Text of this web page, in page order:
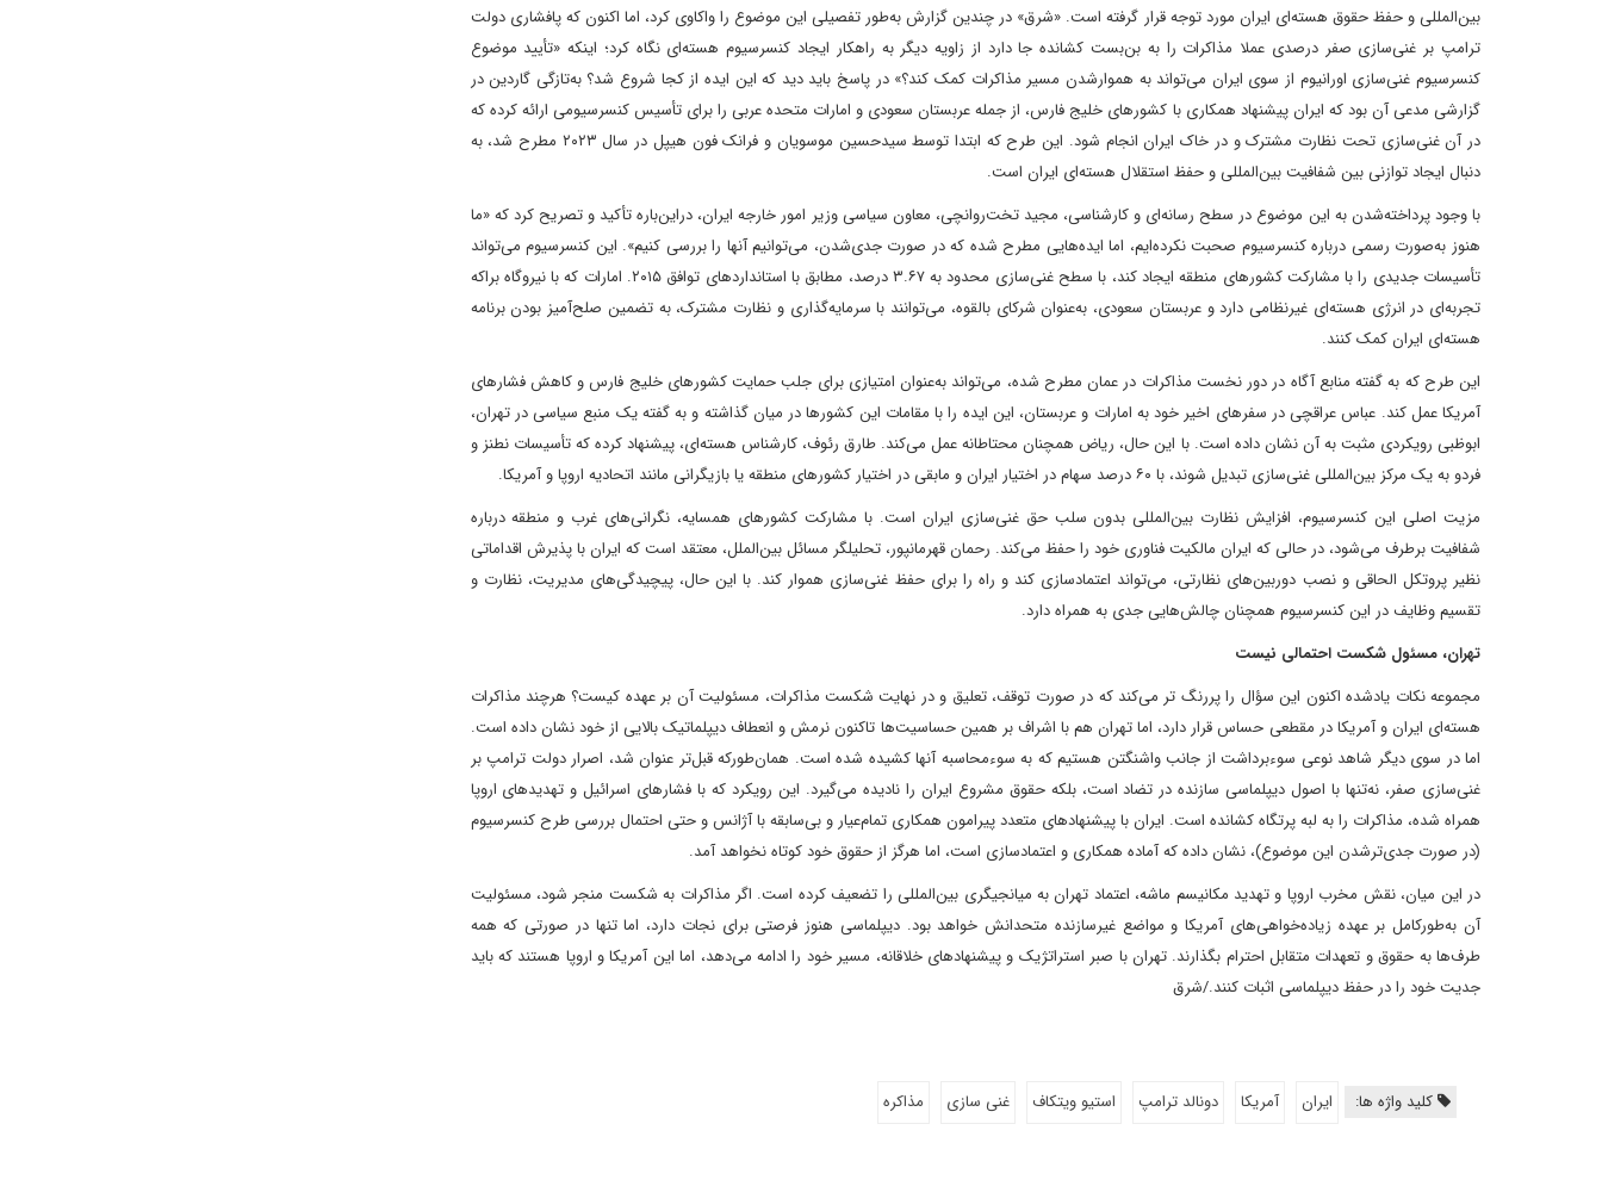
بین‌المللی و حفظ حقوق هسته‌ای ایران مورد توجه قرار گرفته است. «شرق» در چندین گزارش به‌طور تفصیلی این موضوع را واکاوی کرد، اما اکنون که پافشاری دولت
ترامپ بر غنی‌سازی صفر درصدی عملا مذاکرات را به بن‌بست کشانده جا دارد از زاویه دیگر به راهکار ایجاد کنسرسیوم هسته‌ای نگاه کرد؛ اینکه «تأیید موضوع
کنسرسیوم غنی‌سازی اورانیوم از سوی ایران می‌تواند به هموارشدن مسیر مذاکرات کمک کند؟» در پاسخ باید دید که این ایده از کجا شروع شد؟ به‌تازگی گاردین در
گزارشی مدعی آن بود که ایران پیشنهاد همکاری با کشورهای خلیج فارس، از جمله عربستان سعودی و امارات متحده عربی را برای تأسیس کنسرسیومی ارائه کرده که
در آن غنی‌سازی تحت نظارت مشترک و در خاک ایران انجام شود. این طرح که ابتدا توسط سیدحسین موسویان و فرانک فون هیپل در سال ۲۰۲۳ مطرح شد، به
دنبال ایجاد توازنی بین شفافیت بین‌المللی و حفظ استقلال هسته‌ای ایران است.
با وجود پرداخته‌شدن به این موضوع در سطح رسانه‌ای و کارشناسی، مجید تخت‌روانچی، معاون سیاسی وزیر امور خارجه ایران، دراین‌باره تأکید و تصریح کرد که «ما
هنوز به‌صورت رسمی درباره کنسرسیوم صحبت نکرده‌ایم، اما ایده‌هایی مطرح شده که در صورت جدی‌شدن، می‌توانیم آنها را بررسی کنیم». این کنسرسیوم می‌تواند
تأسیسات جدیدی را با مشارکت کشورهای منطقه ایجاد کند، با سطح غنی‌سازی محدود به ۳.۶۷ درصد، مطابق با استانداردهای توافق ۲۰۱۵. امارات که با نیروگاه براکه
تجربه‌ای در انرژی هسته‌ای غیرنظامی دارد و عربستان سعودی، به‌عنوان شرکای بالقوه، می‌توانند با سرمایه‌گذاری و نظارت مشترک، به تضمین صلح‌آمیز بودن برنامه
هسته‌ای ایران کمک کنند.
این طرح که به گفته منابع آگاه در دور نخست مذاکرات در عمان مطرح شده، می‌تواند به‌عنوان امتیازی برای جلب حمایت کشورهای خلیج فارس و کاهش فشارهای
آمریکا عمل کند. عباس عراقچی در سفرهای اخیر خود به امارات و عربستان، این ایده را با مقامات این کشورها در میان گذاشته و به گفته یک منبع سیاسی در تهران،
ابوظبی رویکردی مثبت به آن نشان داده است. با این حال، ریاض همچنان محتاطانه عمل می‌کند. طارق رئوف، کارشناس هسته‌ای، پیشنهاد کرده که تأسیسات نطنز و
فردو به یک مرکز بین‌المللی غنی‌سازی تبدیل شوند، با ۶۰ درصد سهام در اختیار ایران و مابقی در اختیار کشورهای منطقه یا بازیگرانی مانند اتحادیه اروپا و آمریکا.
مزیت اصلی این کنسرسیوم، افزایش نظارت بین‌المللی بدون سلب حق غنی‌سازی ایران است. با مشارکت کشورهای همسایه، نگرانی‌های غرب و منطقه درباره
شفافیت برطرف می‌شود، در حالی که ایران مالکیت فناوری خود را حفظ می‌کند. رحمان قهرمانپور، تحلیلگر مسائل بین‌الملل، معتقد است که ایران با پذیرش اقداماتی
نظیر پروتکل الحاقی و نصب دوربین‌های نظارتی، می‌تواند اعتمادسازی کند و راه را برای حفظ غنی‌سازی هموار کند. با این حال، پیچیدگی‌های مدیریت، نظارت و
تقسیم وظایف در این کنسرسیوم همچنان چالش‌هایی جدی به همراه دارد.
تهران، مسئول شکست احتمالی نیست
مجموعه نکات یادشده اکنون این سؤال را پررنگ تر می‌کند که در صورت توقف، تعلیق و در نهایت شکست مذاکرات، مسئولیت آن بر عهده کیست؟ هرچند مذاکرات
هسته‌ای ایران و آمریکا در مقطعی حساس قرار دارد، اما تهران هم با اشراف بر همین حساسیت‌ها تاکنون نرمش و انعطاف دیپلماتیک بالایی از خود نشان داده است.
اما در سوی دیگر شاهد نوعی سوء‌برداشت از جانب واشنگتن هستیم که به سوء‌محاسبه آنها کشیده شده است. همان‌طورکه قبل‌تر عنوان شد، اصرار دولت ترامپ بر
غنی‌سازی صفر، نه‌تنها با اصول دیپلماسی سازنده در تضاد است، بلکه حقوق مشروع ایران را نادیده می‌گیرد. این رویکرد که با فشارهای اسرائیل و تهدیدهای اروپا
همراه شده، مذاکرات را به لبه پرتگاه کشانده است. ایران با پیشنهادهای متعدد پیرامون همکاری تمام‌عیار و بی‌سابقه با آژانس و حتی احتمال بررسی طرح کنسرسیوم
(در صورت جدی‌ترشدن این موضوع)، نشان داده که آماده همکاری و اعتمادسازی است، اما هرگز از حقوق خود کوتاه نخواهد آمد.
در این میان، نقش مخرب اروپا و تهدید مکانیسم ماشه، اعتماد تهران به میانجیگری بین‌المللی را تضعیف کرده است. اگر مذاکرات به شکست منجر شود، مسئولیت
آن به‌طورکامل بر عهده زیاده‌خواهی‌های آمریکا و مواضع غیرسازنده متحدانش خواهد بود. دیپلماسی هنوز فرصتی برای نجات دارد، اما تنها در صورتی که همه
طرف‌ها به حقوق و تعهدات متقابل احترام بگذارند. تهران با صبر استراتژیک و پیشنهادهای خلاقانه، مسیر خود را ادامه می‌دهد، اما این آمریکا و اروپا هستند که باید
جدیت خود را در حفظ دیپلماسی اثبات کنند./شرق
کلید واژه ها: ایران آمریکا دونالد ترامپ استیو ویتکاف غنی سازی مذاکره